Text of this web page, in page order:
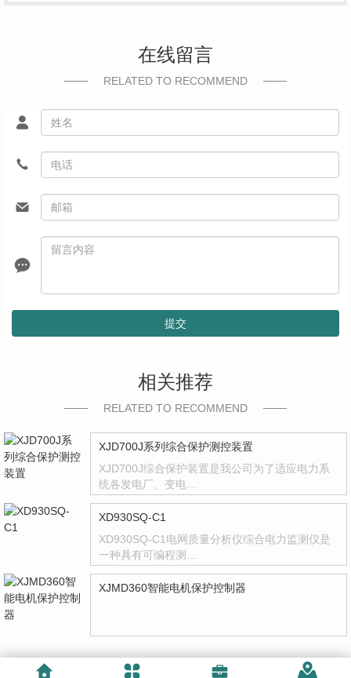
在线留言
RELATED TO RECOMMEND
提交
相关推荐
RELATED TO RECOMMEND
XJD700J系列综合保护测控装置
XJD700J综合保护装置是我公司为了适应电力系
统各发电厂、变电…
XD930SQ-C1
XD930SQ-C1电网质量分析仪综合电力监测仪是
一种具有可编程测…
XJMD360智能电机保护控制器